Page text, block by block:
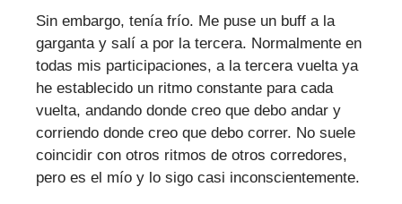
Sin embargo, tenía frío. Me puse un buff a la
garganta y salí a por la tercera. Normalmente en
todas mis participaciones, a la tercera vuelta ya
he establecido un ritmo constante para cada
vuelta, andando donde creo que debo andar y
corriendo donde creo que debo correr. No suele
coincidir con otros ritmos de otros corredores,
pero es el mío y lo sigo casi inconscientemente.